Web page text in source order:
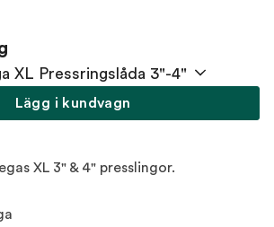
XL Pressringslåda 3"-4"
Lägg i kundvagn
XL 3" & 4" presslingor.